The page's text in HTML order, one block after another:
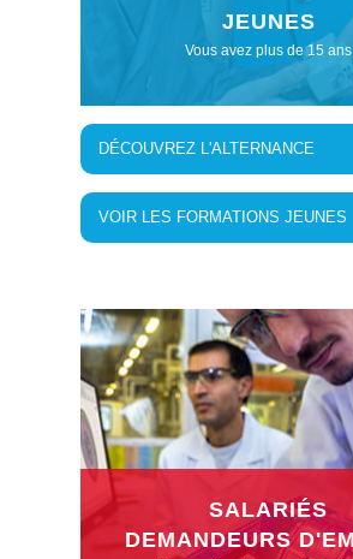
JEUNES
Vous avez plus de 15 ans
DÉCOUVREZ L'ALTERNANCE
VOIR LES FORMATIONS JEUNES
SALARIÉS
DEMANDEURS